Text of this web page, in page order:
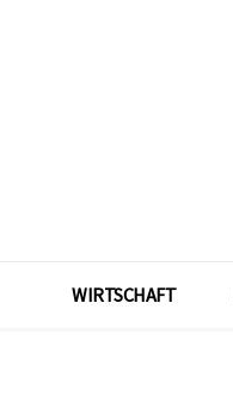
WIRTSCHAFT